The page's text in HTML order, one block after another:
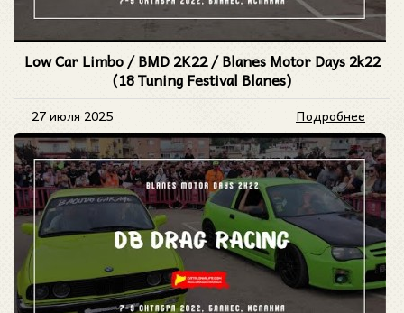
Low Car Limbo / BMD 2K22 / Blanes Motor Days 2k22
(18 Tuning Festival Blanes)
27 июля 2025 Подробнее